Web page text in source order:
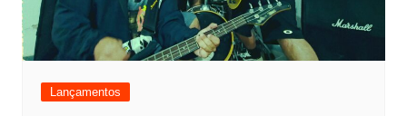
Lançamentos